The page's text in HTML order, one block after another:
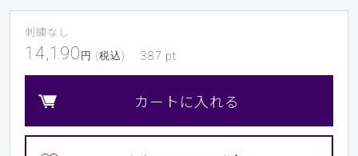
刺繍なし
14,190 円 (税込) 387 pt
カートに入れる